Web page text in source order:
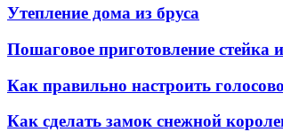
Утепление дома из бруса
Пошаговое приготовление стейка
Как правильно настроить
Как сделать замок снежной